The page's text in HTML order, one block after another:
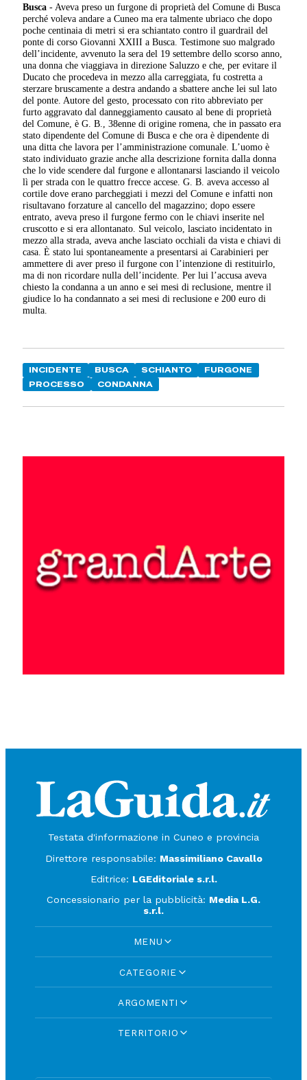
Busca - Aveva preso un furgone di proprietà del Comune di Busca
perché voleva andare a Cuneo ma era talmente ubriaco che dopo
poche centinaia di metri si era schiantato contro il guardrail del
ponte di corso Giovanni XXIII a Busca. Testimone suo malgrado
dell’incidente, avvenuto la sera del 19 settembre dello scorso anno,
una donna che viaggiava in direzione Saluzzo e che, per evitare il
Ducato che procedeva in mezzo alla carreggiata, fu costretta a
sterzare bruscamente a destra andando a sbattere anche lei sul lato
del ponte. Autore del gesto, processato con rito abbreviato per
furto aggravato dal danneggiamento causato al bene di proprietà
del Comune, è G. B., 38enne di origine romena, che in passato era
stato dipendente del Comune di Busca e che ora è dipendente di
una ditta che lavora per l’amministrazione comunale. L’uomo è
stato individuato grazie anche alla descrizione fornita dalla donna
che lo vide scendere dal furgone e allontanarsi lasciando il veicolo
lì per strada con le quattro frecce accese. G. B. aveva accesso al
cortile dove erano parcheggiati i mezzi del Comune e infatti non
risultavano forzature al cancello del magazzino; dopo essere
entrato, aveva preso il furgone fermo con le chiavi inserite nel
cruscotto e si era allontanato. Sul veicolo, lasciato incidentato in
mezzo alla strada, aveva anche lasciato occhiali da vista e chiavi di
casa. È stato lui spontaneamente a presentarsi ai Carabinieri per
ammettere di aver preso il furgone con l’intenzione di restituirlo,
ma di non ricordare nulla dell’incidente. Per lui l’accusa aveva
chiesto la condanna a un anno e sei mesi di reclusione, mentre il
giudice lo ha condannato a sei mesi di reclusione e 200 euro di
multa.
INCIDENTE BUSCA SCHIANTO
FURGONE
PROCESSO
CONDANNA
Testata d'informazione in Cuneo e provincia
Direttore responsabile: Massimiliano Cavallo
Editrice: LGEditoriale s.r.l.
Concessionario per la pubblicità: Media L.G.
s.r.l.
MENU
CATEGORIE
ARGOMENTI
TERRITORIO